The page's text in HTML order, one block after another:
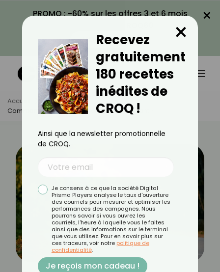
PROMO : -60% sur les offres 3 et 6 mois
VOIR LA PROMO
×
Accueil Actus
Sport
Comment Brûler Plus De Calories En Courant ?
Recevez
gratuitement
180 recettes
inédites de
CROQ !
×
Ainsi que la newsletter promotionnelle
de CROQ.
Je consens à ce que la société Digital
Prisma Players analyse le taux d'ouverture
des courriels pour mesurer et optimiser les
performances des campagnes. Nous
pourrons savoir si vous ouvrez les
courriels, l'heure à laquelle vous le faites
ainsi que des informations sur le terminal
que vous utilisez. Pour en savoir plus sur
ces traceurs, voir notre politique de
confidentialité.
Je reçois mon cadeau !